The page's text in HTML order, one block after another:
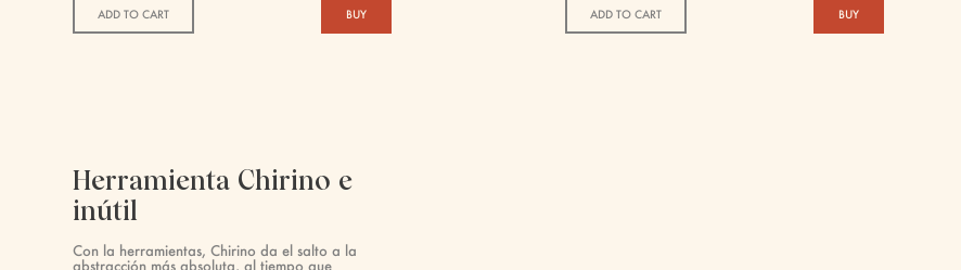
ADD TO CART BUY ADD TO CART BUY
Herramienta Chirino e
inútil
Con la herramientas, Chirino da el salto a la
abstracción más absoluta, al tiempo que